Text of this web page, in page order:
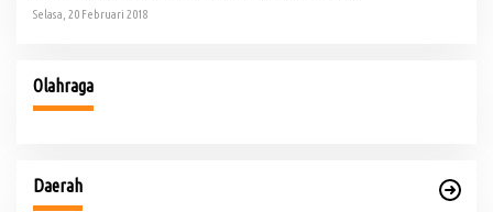
Selasa, 20 Februari 2018
Olahraga
Daerah